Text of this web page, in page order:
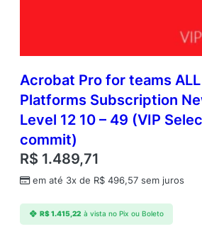
Acrobat Pro for teams
Platforms Subscription
Level 12 10 – 49 (VIP
commit)
R$ 1.489,71
em até 3x de R$ 496,57 sem juros
R$1.415,22 à vista no Pix ou Boleto